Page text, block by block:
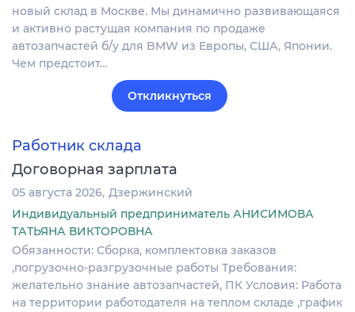
новый склад в Москве. Мы динамично развивающаяся
и активно растущая компания по продаже
автозапчастей б/у для BMW из Европы, США, Японии.
Чем предстоит…
Откликнуться
Работник склада
Договорная зарплата
05 августа 2026 Дзержинский
Индивидуальный предприниматель АНИСИМОВА
ТАТЬЯНА ВИКТОРОВНА
Обязанности: Сборка, комплектовка заказов
,погрузочно-разгрузочные работы Требования:
желательно знание автозапчастей, ПК Условия: Работа
на территории работодателя на теплом складе ,график